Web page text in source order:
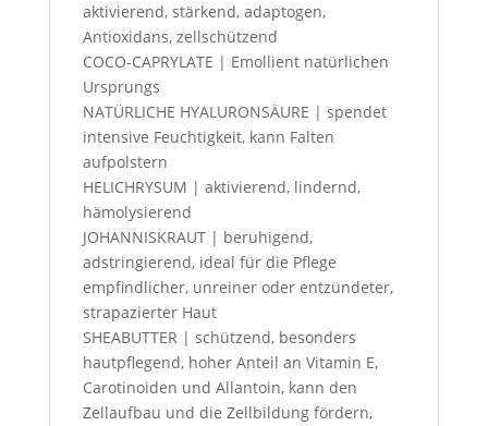
aktivierend, stärkend, adaptogen,
Antioxidans, zellschützend
COCO-CAPRYLATE | Emollient natürlichen
Ursprungs
NATÜRLICHE HYALURONSÄURE | spendet
intensive Feuchtigkeit, kann Falten
aufpolstern
HELICHRYSUM | aktivierend, lindernd,
hämolysierend
JOHANNISKRAUT | beruhigend,
adstringierend, ideal für die Pflege
empfindlicher, unreiner oder entzündeter,
strapazierter Haut
SHEABUTTER | schützend, besonders
hautpflegend, hoher Anteil an Vitamin E,
Carotinoiden und Allantoin, kann den
Zellaufbau und die Zellbildung fördern,